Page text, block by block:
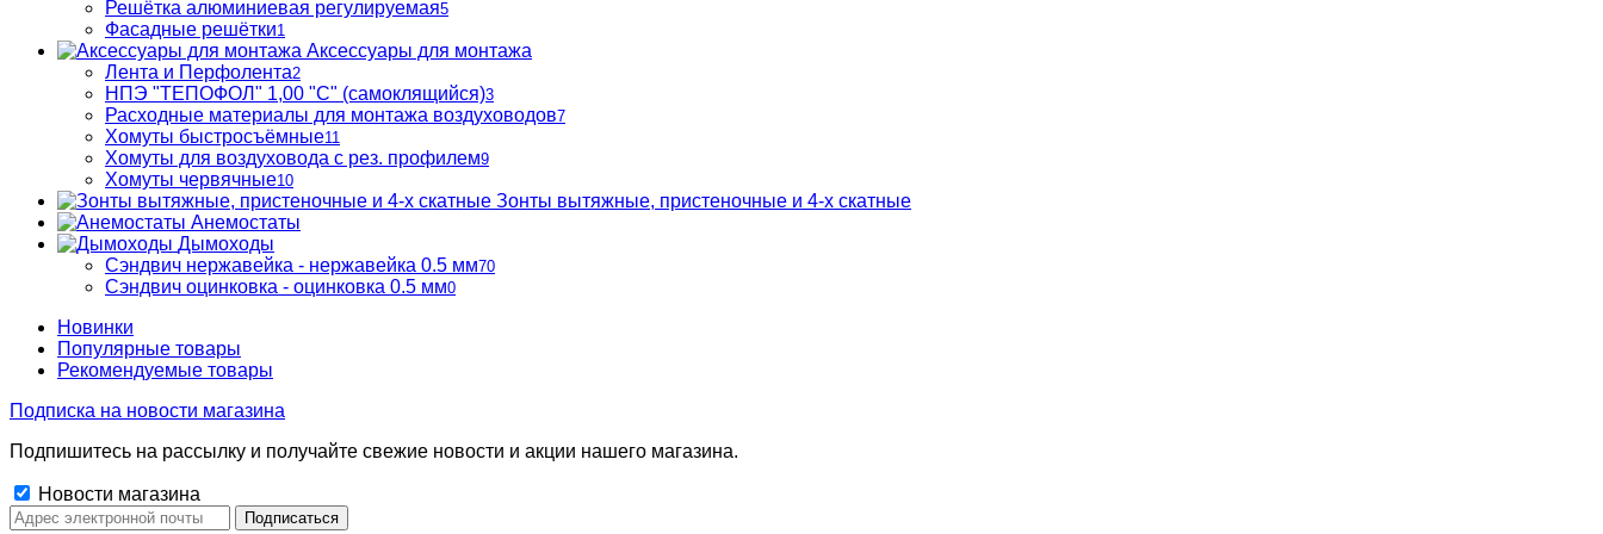
Решётка алюминиевая регулируемая5
Фасадные решётки1
Аксессуары для монтажа
Лента и Перфолента2
НПЭ "ТЕПОФОЛ" 1,00 "С" (самоклящийся)3
Расходные материалы для монтажа воздуховодов7
Хомуты быстросъёмные11
Хомуты для воздуховода с рез. профилем9
Хомуты червячные10
Зонты вытяжные, пристеночные и 4-х скатные
Анемостаты
Дымоходы
Сэндвич нержавейка - нержавейка 0.5 мм70
Сэндвич оцинковка - оцинковка 0.5 мм0
Новинки
Популярные товары
Рекомендуемые товары
Подписка на новости магазина
Подпишитесь на рассылку и получайте свежие новости и акции нашего магазина.
Новости магазина